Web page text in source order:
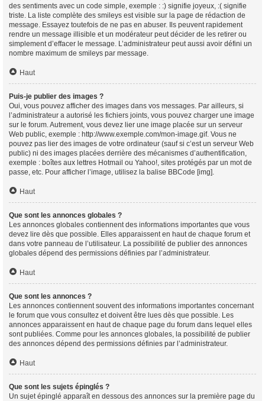
des sentiments avec un code simple, exemple : :) signifie joyeux, :( signifie
triste. La liste complète des smileys est visible sur la page de rédaction de
message. Essayez toutefois de ne pas en abuser. Ils peuvent rapidement
rendre un message illisible et un modérateur peut décider de les retirer ou
simplement d’effacer le message. L’administrateur peut aussi avoir défini un
nombre maximum de smileys par message.
Haut
Puis-je publier des images ?
Oui, vous pouvez afficher des images dans vos messages. Par ailleurs, si
l’administrateur a autorisé les fichiers joints, vous pouvez charger une image
sur le forum. Autrement, vous devez lier une image placée sur un serveur
Web public, exemple : http://www.exemple.com/mon-image.gif. Vous ne
pouvez pas lier des images de votre ordinateur (sauf si c’est un serveur Web
public) ni des images placées derrière des mécanismes d’authentification,
exemple : boîtes aux lettres Hotmail ou Yahoo!, sites protégés par un mot de
passe, etc. Pour afficher l’image, utilisez la balise BBCode [img].
Haut
Que sont les annonces globales ?
Les annonces globales contiennent des informations importantes que vous
devez lire dès que possible. Elles apparaissent en haut de chaque forum et
dans votre panneau de l’utilisateur. La possibilité de publier des annonces
globales dépend des permissions définies par l’administrateur.
Haut
Que sont les annonces ?
Les annonces contiennent souvent des informations importantes concernant
le forum que vous consultez et doivent être lues dès que possible. Les
annonces apparaissent en haut de chaque page du forum dans lequel elles
sont publiées. Comme pour les annonces globales, la possibilité de publier
des annonces dépend des permissions définies par l’administrateur.
Haut
Que sont les sujets épinglés ?
Un sujet épinglé apparaît en dessous des annonces sur la première page du